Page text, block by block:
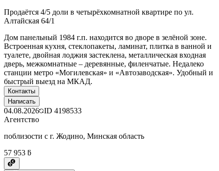
Продаётся 4/5 доли в четырёхкомнатной квартире по ул.
Алтайская 64/1
Дом панельный 1984 г.п. находится во дворе в зелёной зоне.
Встроенная кухня, стеклопакеты, ламинат, плитка в ванной и
туалете, двойная лоджия застеклена, металлическая входная
дверь, межкомнатные – деревянные, филенчатые. Недалеко
станции метро «Могилевская» и «Автозаводская». Удобный и
быстрый выезд на МКАД.
Контакты
Написать
04.08.2026 ID 4198533
Агентство
поблизости с г. Жодино, Минская область
57 953 ƃ